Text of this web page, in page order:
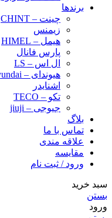
برندها
چینت – CHINT
زیمنس
هیمل – HIMEL
پارس فانال
ال اس – LS
هیوندای – Hyundai
اشنایدر
تکو – TECO
جیوجی – jiuji
بلاگ
تماس با ما
علاقه مندی
مقایسه
ورود / ثبت نام
سبد خرید
بستن
ورود